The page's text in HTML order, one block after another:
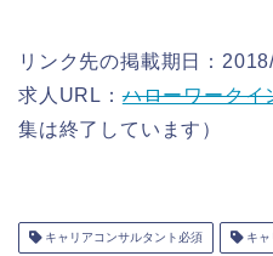
リンク先の掲載期日：
求人URL：ハローワークイ
集は終了しています）
キャリアコンサルタント必須 キャ